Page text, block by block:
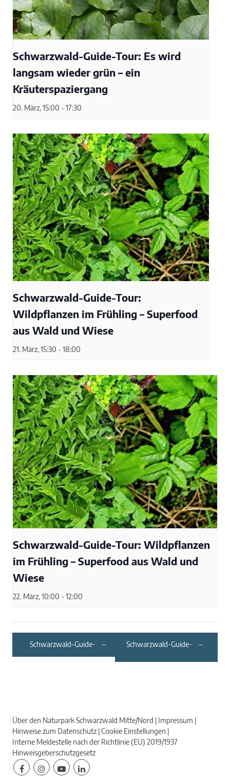
Schwarzwald-Guide-Tour: Es wird
langsam wieder grün – ein
Kräuterspaziergang
20. März, 15:00 - 17:30
Schwarzwald-Guide-Tour:
Wildpflanzen im Frühling – Superfood
aus Wald und Wiese
21. März, 15:30 - 18:00
Schwarzwald-Guide-Tour: Wildpflanzen
im Frühling – Superfood aus Wald und
Wiese
22. März, 10:00 - 12:00
Schwarzwald-Guide-
Schwarzwald-Guide-
… in Nagold
Über den Naturpark Schwarzwald Mitte/Nord
Impressum
Hinweise zum Datenschutz Cookie Einstellungen
Interne Meldestelle nach der Richtlinie (EU) 2019/1937
Hinweisgeberschutzgesetz